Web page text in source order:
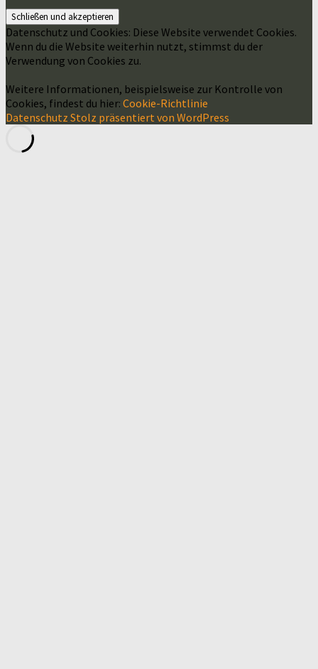
Datenschutz und Cookies: Diese Website verwendet Cookies.
Wenn du die Website weiterhin nutzt, stimmst du der
Verwendung von Cookies zu.
Weitere Informationen, beispielsweise zur Kontrolle von
Cookies, findest du hier: Cookie-Richtlinie
Datenschutz Stolz präsentiert von WordPress